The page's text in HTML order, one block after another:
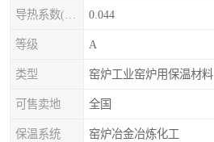
0.044
等级 A
类型 窑炉工业窑炉用保温材料
可售卖地 全国
保温系统 窑炉冶金冶炼化工